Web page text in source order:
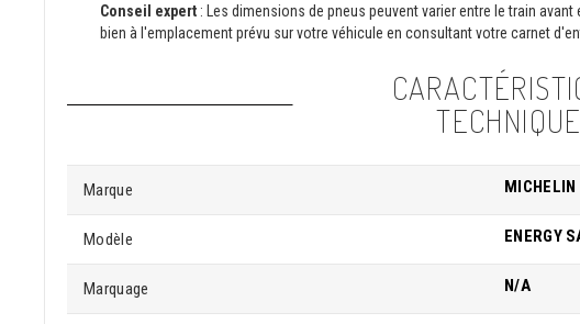
Conseil expert : Les dimensions de pneus peuvent varier entre le train
bien à l'emplacement prévu sur votre véhicule en consultant votre carnet
Marque MICHELIN
Modèle ENERGY
Marquage N/A